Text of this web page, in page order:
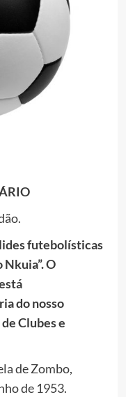
futebolísticas
Nkuia”. O
do nosso
Clubes e
de Zombo,
de 1953.